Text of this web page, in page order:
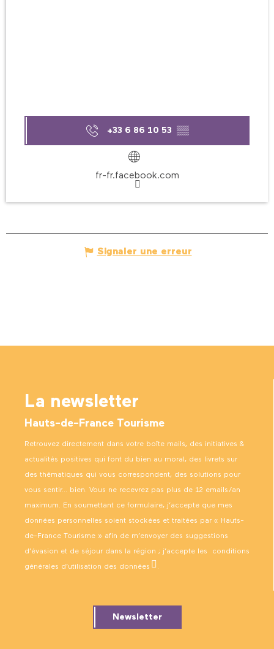
+33 6 86 10 53 ▒▒
fr-fr.facebook.com
Signaler une erreur
La newsletter
Hauts-de-France Tourisme
Retrouvez directement dans votre boîte mails, des initiatives &
actualités positives qui font du bien au moral, des livrets sur
des thématiques qui vous correspondent, des solutions pour
vous sentir… bien. Vous ne recevrez pas plus de 12 emails/an
maximum. En soumettant ce formulaire, j’accepte que mes
données personnelles soient stockées et traitées par « Hauts-
de-France Tourisme » afin de m’envoyer des suggestions
d’évasion et de séjour dans la région ; j’accepte les conditions
générales d’utilisation des données .
Newsletter